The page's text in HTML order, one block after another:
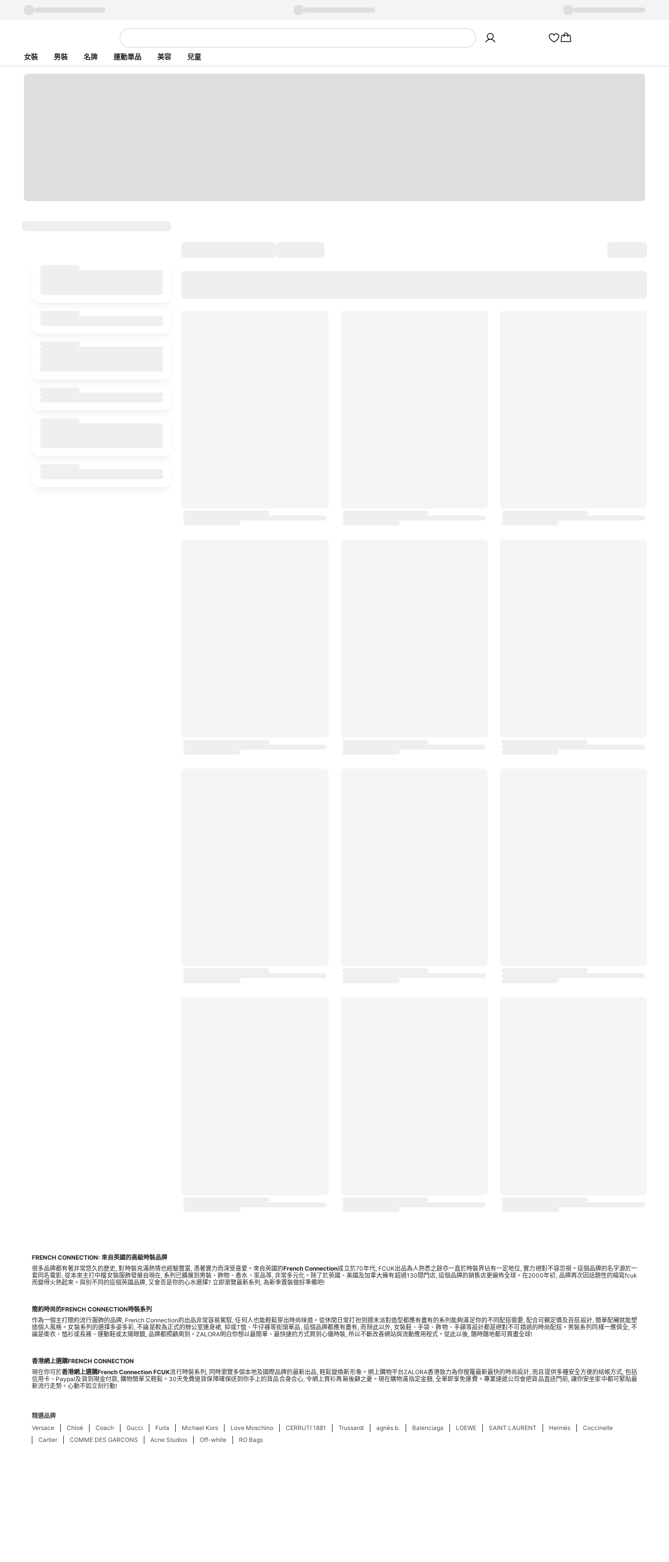
女裝 男裝 名牌 運動單品 美容 兒童
FRENCH CONNECTION: 來自英國的高級時裝品牌
很多品牌都有著非常悠久的歷史, 對時裝充滿熱情也經驗豐富, 憑著實力而深受喜愛。來自英國的French Connection成立於70年代, FCUK出品為人熟悉之餘亦一直於時裝界佔有一定地位, 實力絕對不容忽視。這個品牌的名字源於一
套同名電影, 從本來主打中檔女裝服飾發展自現在, 系列已擴展到男裝 、飾物、香水、家品等, 非常多元化。除了於英國、美國及加拿大擁有超過130間門店, 這個品牌的銷售店更遍佈全球。在2000年初, 品牌再次因話題性的縮寫fcuk
而變得火熱起來。與別不同的這個英國品牌, 又會否是你的心水選擇? 立即瀏覽最新系列, 為新季置裝做好準備吧!
簡約時尚的FRENCH CONNECTION時裝系列
作為一個主打簡約流行服飾的品牌, French Connection的出品非常容易駕馭, 任何人也能輕鬆穿出時尚味道。從休閒日常打扮到週末派對造型都應有盡有的系列能夠滿足你的不同配搭需要, 配合可親定價及百搭設計, 簡單配襯就能塑
造個人風格。女裝系列的選擇多姿多彩, 不論是較為正式的辦公室連身裙, 抑或T恤、牛仔褲等街頭單品, 這個品牌都應有盡有, 而除此以外, 女裝鞋、手袋 、飾物、手錶等設計都是絕對不可錯過的時尚配搭。男裝系列同樣一應俱全, 不
論是衛衣、 恤衫或長褲、運動鞋或太陽眼鏡, 品牌都照顧周到。ZALORA明白你想以最簡單、最快捷的方式買到心儀時裝, 所以不斷改善網站與流動應用程式。從此以後, 隨時隨地都可買盡全球!
香港網上選購FRENCH CONNECTION
現在你可於香港網上選購French Connection FCUK流行時裝系列, 同時瀏覽多個本地及國際品牌的最新出品, 輕鬆變換新形象。網上購物平台ZALORA香港致力為你搜羅最新最快的時尚設計, 而且提供多種安全方便的結帳方式, 包括
信用卡、Paypal及貨到現金付款, 購物簡單又輕鬆。30天免費退貨保障確保送到你手上的貨品合身合心, 令網上買衫再無後顧之憂。現在購物滿指定金額, 全單即享免運費。專業速遞公司會把貨品直送門前, 讓你安坐家中都可緊貼最
新流行走勢。心動不如立刻行動!
精選品牌
Versace
Chloé Coach Gucci Furla Michael Kors Love Moschino CERRUTI 1881 Trussardi agnès b. Balenciaga LOEWE SAINT LAURENT Hermès
Coccinelle
Cartier
COMME DES GARCONS Acne Studios Off-white RO Bags